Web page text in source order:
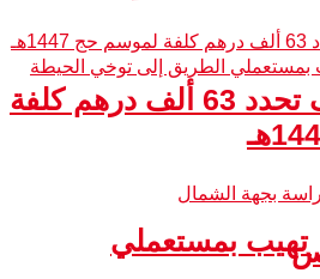
تهيب بمستعملي
وزارة الأوقاف تحدد 63 ألف درهم كلفة